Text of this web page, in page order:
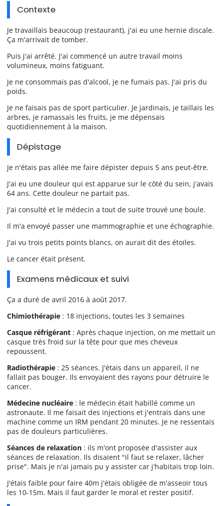
Contexte
Je travaillais beaucoup (restaurant), j'ai eu une hernie discale.
Ça m'arrivait de tomber.
Puis j'ai arrêté. J'ai commencé un autre travail moins
volumineux, moins fatiguant.
Je ne consommais pas d'alcool, je ne fumais pas. J'ai pris du
poids.
Je ne faisais pas de sport particulier. Je jardinais, je taillais les
arbres, je ramassais les fruits, je me dépensais
quotidiennement à la maison.
Dépistage
Je n'étais pas allée me faire dépister depuis 5 ans peut-être.
J'ai eu une douleur qui est apparue sur le côté du sein, j'avais
64 ans. Cette douleur ne partait pas.
J'ai consulté et le médecin a tout de suite trouvé une boule.
Il m'a envoyé passer une mammographie et une échographie.
J'ai vu trois petits points blancs, on aurait dit des étoiles.
Le cancer était présent.
Examens médicaux et suivi
Ça a duré de avril 2016 à août 2017.
Chimiothérapie : 18 injections, toutes les 3 semaines
Casque réfrigérant : Après chaque injection, on me mettait un
casque très froid sur la tête pour que mes cheveux
repoussent.
Radiothérapie : 25 séances. J'étais dans un appareil, il ne
fallait pas bouger. Ils envoyaient des rayons pour détruire le
cancer.
Médecine nucléaire : le médecin était habillé comme un
astronaute. Il me faisait des injections et j'entrais dans une
machine comme un IRM pendant 20 minutes. Je ne ressentais
pas de douleurs particulières.
Séances de relaxation : ils m'ont proposée d'assister aux
séances de relaxation. Ils disaient "il faut se relaxer, lâcher
prise". Mais je n'ai jamais pu y assister car j'habitais trop loin.
J'étais faible pour faire 40m j'étais obligée de m'asseoir tous
les 10-15m. Mais il faut garder le moral et rester positif.